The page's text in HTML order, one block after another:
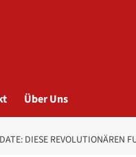
Über Uns
DIESE REVOLUTIONÄREN